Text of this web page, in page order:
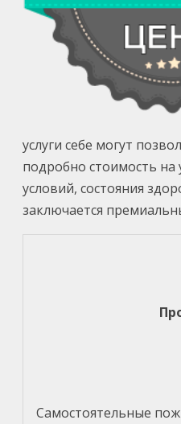
услуги себе могут
подробно стоимость на
условий, состояния
заключается
Самостоятельные